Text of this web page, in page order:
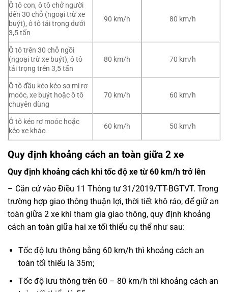
Ô tô con, ô tô chở người
đến 30 chỗ (ngoại trừ xe
buýt), ô tô tải trọng dưới
3,5 tấn
90 km/h 80 km/h
Ô tô trên 30 chỗ ngồi
(ngoại trừ xe buýt), ô tô
tải trọng trên 3,5 tấn
80 km/h 70 km/h
Ô tô đầu kéo kéo sơ mi rơ
moóc, xe buýt hoặc ô tô
chuyên dùng
70 km/h 60 km/h
Ô tô kéo rơ moóc hoặc
kéo xe khác
60 km/h 50 km/h
Quy định khoảng cách an toàn giữa 2 xe
Quy định khoảng cách khi tốc độ xe từ 60 km/h trở lên
– Căn cứ vào Điều 11 Thông tư 31/2019/TT-BGTVT. Trong
trường hợp giao thông thuận lợi, thời tiết khô ráo, để giữ an
toàn giữa 2 xe khi tham gia giao thông, quy định khoảng
cách an toàn giữa hai xe tối thiểu cụ thể như sau:
Tốc độ lưu thông bằng 60 km/h thì khoảng cách an
toàn tối thiểu là 35m;
Tốc độ lưu thông trên 60 – 80 km/h thì khoảng cách an